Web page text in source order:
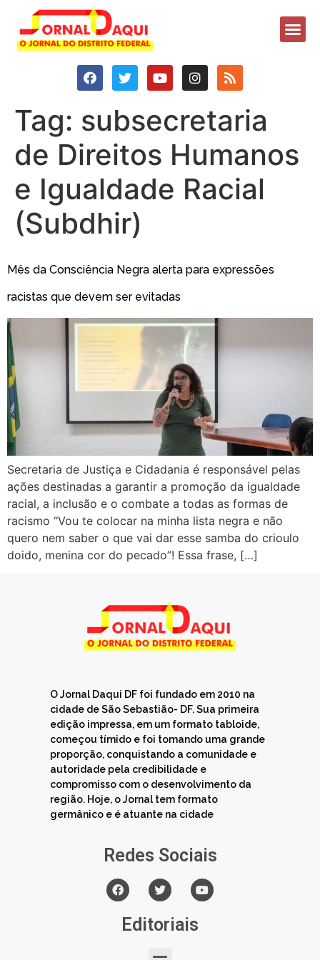
Tag: subsecretaria
de Direitos Humanos
e Igualdade Racial
(Subdhir)
Mês da Consciência Negra alerta para expressões
racistas que devem ser evitadas
Secretaria de Justiça e Cidadania é responsável pelas
ações destinadas a garantir a promoção da igualdade
racial, a inclusão e o combate a todas as formas de
racismo “Vou te colocar na minha lista negra e não
quero nem saber o que vai dar esse samba do crioulo
doido, menina cor do pecado”! Essa frase, […]
O Jornal Daqui DF foi fundado em 2010 na
cidade de São Sebastião- DF. Sua primeira
edição impressa, em um formato tabloide,
começou tímido e foi tomando uma grande
proporção, conquistando a comunidade e
autoridade pela credibilidade e
compromisso com o desenvolvimento da
região. Hoje, o Jornal tem formato
germânico e é atuante na cidade
Redes Sociais
Editoriais